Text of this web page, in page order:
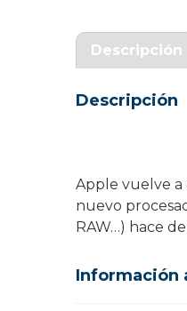
Descripción
Descripción
Apple vuelve a
nuevo
RAW…) hace
Información